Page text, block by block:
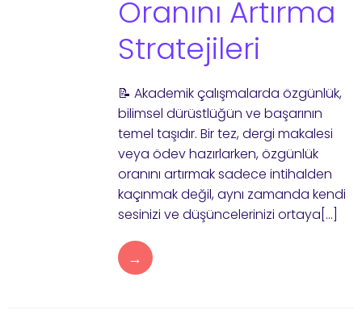
Oranını Artırma
Stratejileri
📝 Akademik çalışmalarda özgünlük,
bilimsel dürüstlüğün ve başarının
temel taşıdır. Bir tez, dergi makalesi
veya ödev hazırlarken, özgünlük
oranını artırmak sadece intihalden
kaçınmak değil, aynı zamanda kendi
sesinizi ve düşüncelerinizi ortaya[…]
→